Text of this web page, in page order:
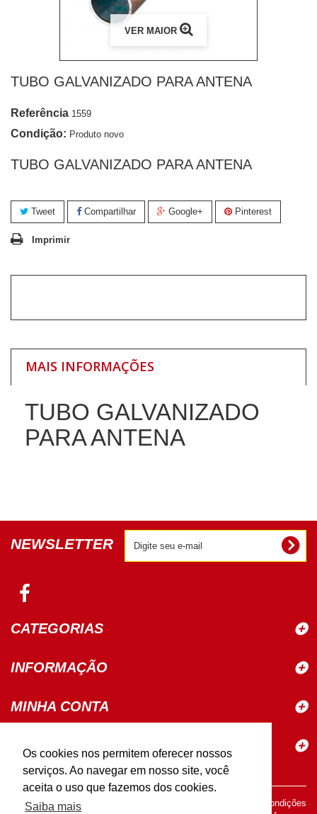
Os cookies nos permitem oferecer nossos
serviços. Ao navegar em nosso site, você
aceita o uso que fazemos dos cookies.
Saiba mais
VER MAIOR
TUBO GALVANIZADO PARA ANTENA
Referência 1559
Condição: Produto novo
TUBO GALVANIZADO PARA ANTENA
Tweet Compartilhar Google+ Pinterest
Imprimir
MAIS INFORMAÇÕES
TUBO GALVANIZADO
PARA ANTENA
NEWSLETTER
CATEGORIAS
INFORMAÇÃO
ELETROSINA - SAULO FRANCISCO NUNES ME - Preços e condições
MINHA CONTA
ELETROSINA MATERIAIS PARA
CONSTRUÇÃO